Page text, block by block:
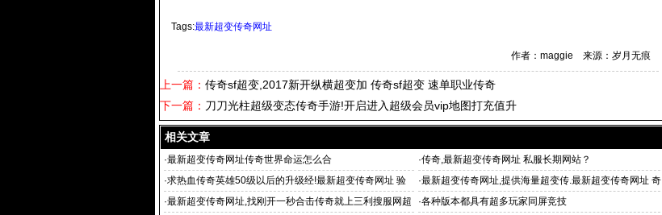
Tags:最新超变传奇网址
作者：maggie 来源：岁月无痕
上一篇： 传奇sf超变,2017新开纵横超变加 传奇sf超变 速单职业传奇
下一篇： 刀刀光柱超级变态传奇手游!开启进入超级会员vip地图打充值升
相关文章
·最新超变传奇网址传奇世界命运怎么合 ·传奇,最新超变传奇网址 私服长期网站？
·求热血传奇英雄50级以后的升级经!最新超变传奇网址 验
是多少？
·最新超变传奇网址,提供海量超变传.最新超变传奇网址 奇
新服网最新
·最新超变传奇网址,找刚开一秒合击传奇就上三利搜服网超
·各种版本都具有超多玩家同屏竞技